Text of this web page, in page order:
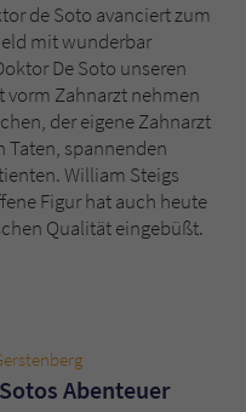
de Soto avanciert zum
mit wunderbar
De Soto unseren
Zahnarzt nehmen
der eigene Zahnarzt
Taten, spannenden
William Steigs
Figur hat auch heute
Qualität eingebüßt.
Abenteuer